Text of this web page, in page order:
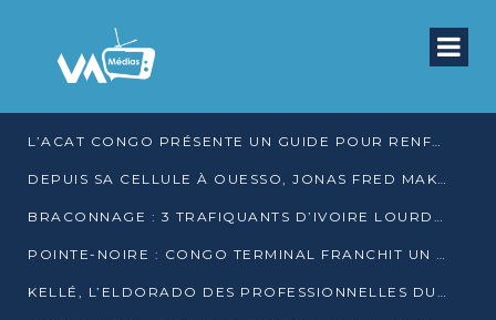
L’ACAT CONGO PRÉSENTE UN GUIDE POUR RENFORCER LES GARANTIES JUDICIAIRES EN GARDE À VUE
DEPUIS SA CELLULE À OUESSO, JONAS FRED MAKITA DÉNONCE CE QU’IL QUALIFIE DE DÉNI DE JUSTICE
BRACONNAGE : 3 TRAFIQUANTS D’IVOIRE LOURDEMENT CONDAMNÉS À DJAMBALA
POINTE-NOIRE : CONGO TERMINAL FRANCHIT UN CAP HISTORIQUE AVEC 99 MOUVEMENTS/HEURE
KELLÉ, L’ELDORADO DES PROFESSIONNELLES DU SEXE